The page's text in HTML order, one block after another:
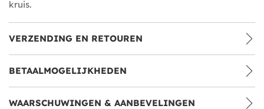
kruis.
VERZENDING EN RETOUREN
BETAALMOGELIJKHEDEN
WAARSCHUWINGEN & AANBEVELINGEN